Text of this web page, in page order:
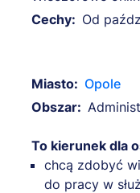
Cechy: Od
Miasto: Opole
Obszar:
To kierunek dla
chcą zdobyć
do pracy w